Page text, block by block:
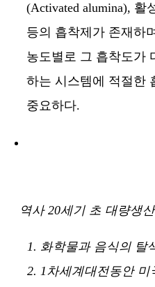
(Activated alumina), 활
등의 흡착제가 존재하
농도별로 그 흡착도가
하는 시스템에 적절한
중요하다.
역사 20세기 초 대량생
화학물과 음식의 탈
1차세계대전동안 미